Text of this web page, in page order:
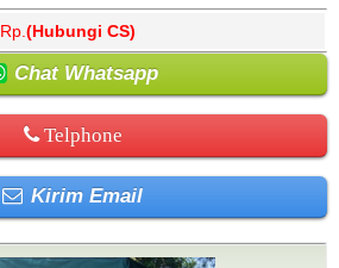
Rp. (Hubungi CS)
Chat Whatsapp
Telphone
Kirim Email